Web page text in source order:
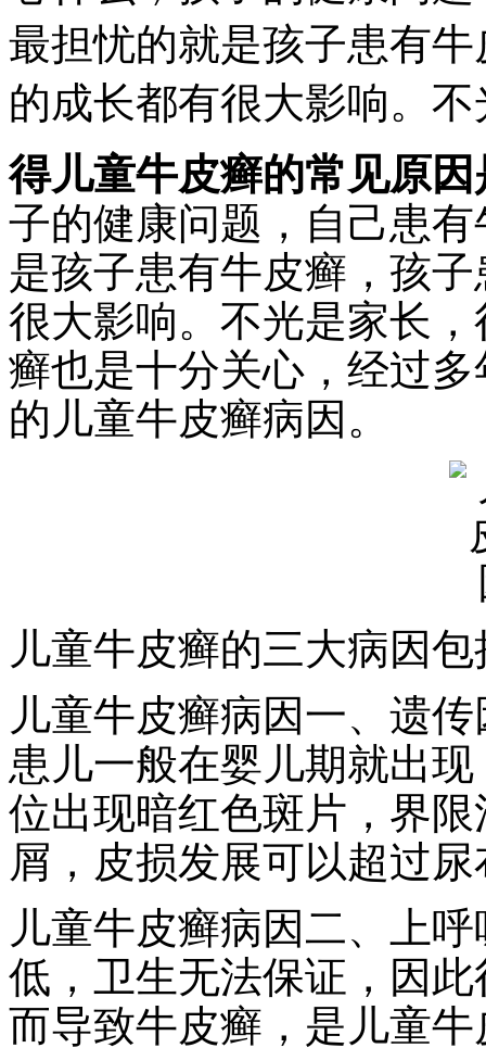
最担忧的就是孩子患有
的成长都有很大影响。不
得儿童牛皮癣的常见原因
子的健康问题，自己患
是孩子患有牛皮癣，孩
很大影响。不光是家长
癣也是十分关心，经过
的儿童牛皮癣病因。
儿童牛皮癣的三大病因
儿童牛皮癣病因一、遗
患儿一般在婴儿期就出
位出现暗红色斑片，界
屑，皮损发展可以超过
儿童牛皮癣病因二、上
低，卫生无法保证，因
而导致牛皮癣，是儿童